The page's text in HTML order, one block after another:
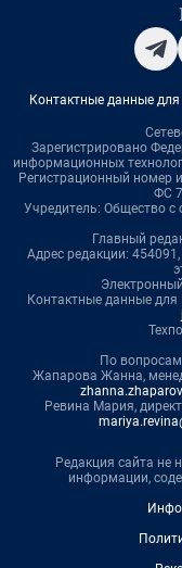
Контактные данные
Зарегистрировано
информационных
Регистрационный номер
ФС
Учредитель: Общество
Главный
Адрес редакции:
Контактные данные для
По вопросам
Жапарова Жанна,
Ревина Мария,
Редакция сайта не
информации,